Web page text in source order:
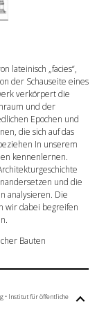
lateinisch „facies“,
der Schauseite eines
verkörpert die
und der
Epochen und
die sich auf das
In unserem
kennenlernen.
und die
analysieren. Die
wir dabei begreifen
Bauten
• Institut für öffentliche